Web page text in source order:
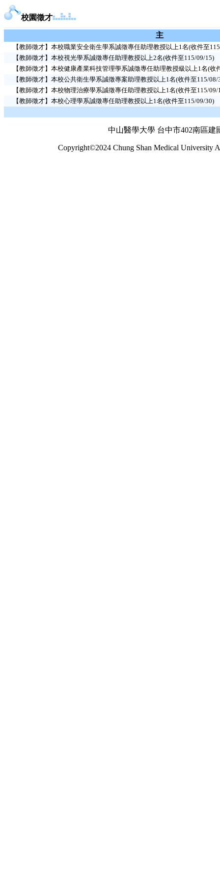
校園徵才
主
【教師徵才】本校職業安全衛生學系誠徵專任助理教授以上1名(收件至
【教師徵才】本校視光學系誠徵專任助理教授以上2名(收件至115/09/15)
【教師徵才】本校健康產業科技管理學系誠徵專任助理教授級以上1名(收
【教師徵才】本校公共衛生學系誠徵專案助理教授以上1名(收件至115/08/
【教師徵才】本校物理治療學系誠徵專任助理教授以上1名(收件至115/09/
【教師徵才】本校心理學系誠徵專任助理教授以上1名(收件至115/09/30)
中山醫學大學 台中市402南區建
Copyright©2024 Chung Shan Medical University